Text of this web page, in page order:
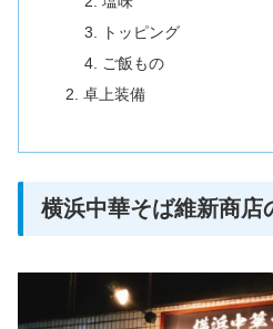
トッピング
ご飯もの
卓上装備
横浜中華そば維新商店